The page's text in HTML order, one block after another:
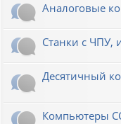
Аналоговые
Станки с ЧПУ,
Десятичный
Компьютеры